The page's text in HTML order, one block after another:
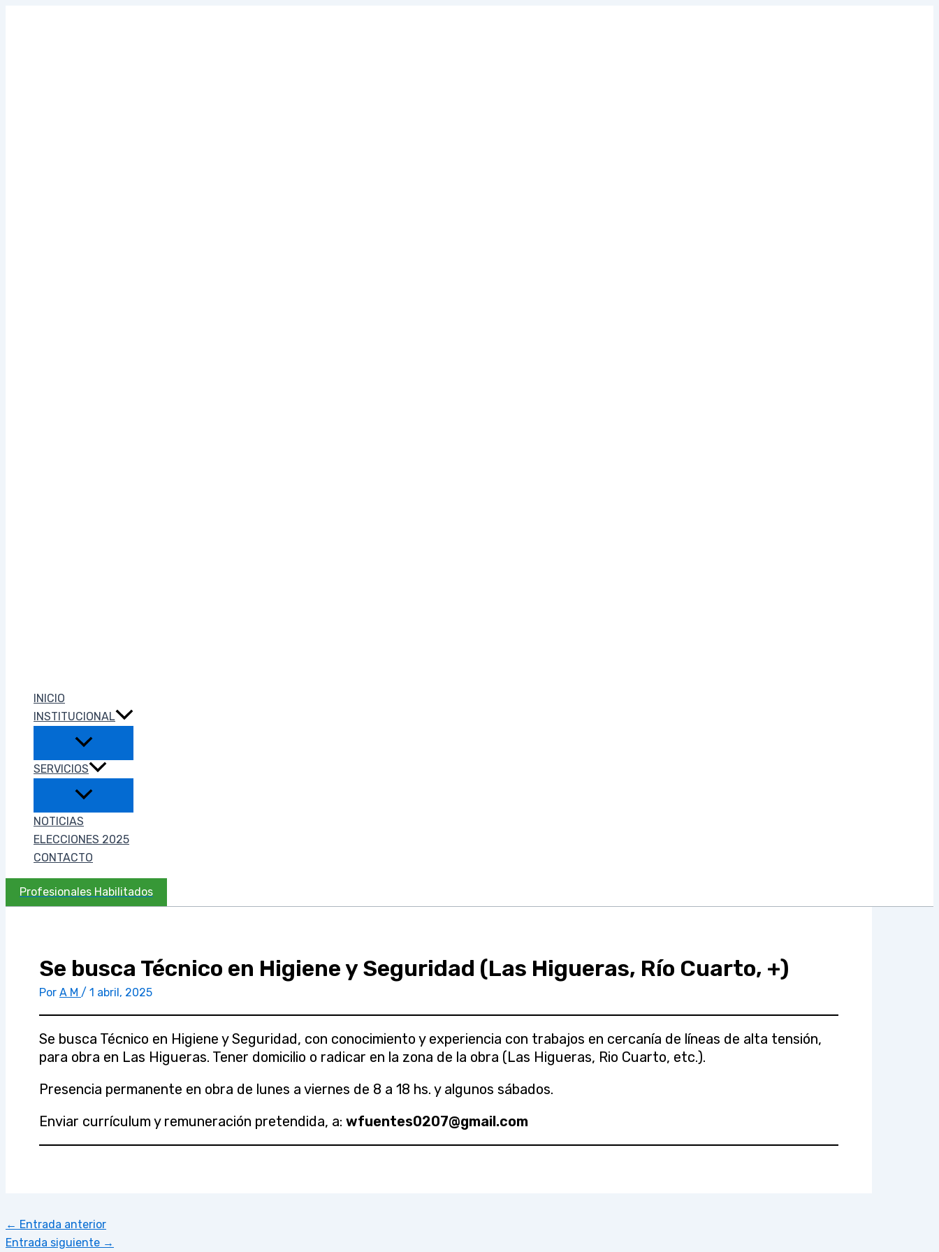
INICIO
INSTITUCIONAL
SERVICIOS
NOTICIAS
ELECCIONES 2025
CONTACTO
Profesionales Habilitados
Se busca Técnico en Higiene y Seguridad (Las Higueras, Río Cuarto, +)
Por A M / 1 abril, 2025
Se busca Técnico en Higiene y Seguridad, con conocimiento y experiencia con trabajos en cercanía de líneas de alta tensión,
para obra en Las Higueras. Tener domicilio o radicar en la zona de la obra (Las Higueras, Rio Cuarto, etc.).
Presencia permanente en obra de lunes a viernes de 8 a 18 hs. y algunos sábados.
Enviar currículum y remuneración pretendida, a: wfuentes0207@gmail.com
← Entrada anterior
Entrada siguiente →